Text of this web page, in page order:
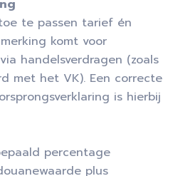
te passen tarief én
komt voor
handelsverdragen (zoals
met het VK). Een correcte
is hierbij
percentage
plus